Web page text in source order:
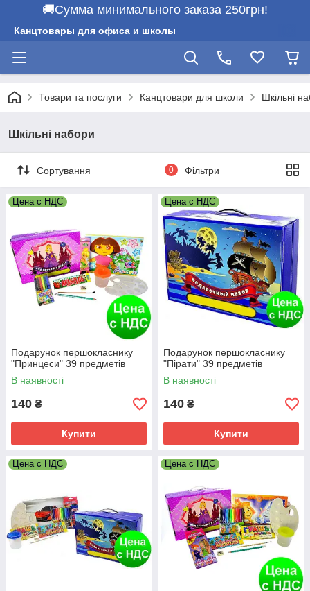
🚚Сумма минимального заказа 250грн!
Канцтовары для офиса и школы
Товари та послуги Канцтовари для школи Шкільні
Шкільні набори
Сортування 0 Фільтри
Цена с НДС
Подарунок першокласнику
"Принцеси" 39 предметів
В наявності
140 ₴
Купити
Цена с НДС
Подарунок першокласнику
"Пірати" 39 предметів
В наявності
140 ₴
Купити
Цена с НДС Цена с НДС